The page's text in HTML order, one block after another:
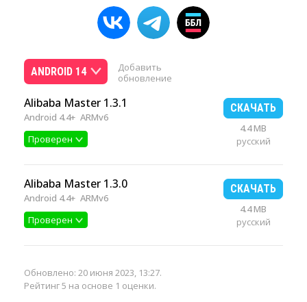
ANDROID 14
Добавить
обновление
Alibaba Master 1.3.1
Android 4.4+ ARMv6
Проверен
СКАЧАТЬ
4.4 MB
русский
Alibaba Master 1.3.0
Android 4.4+ ARMv6
Проверен
СКАЧАТЬ
4.4 MB
русский
Обновлено: 20 июня 2023, 13:27.
Рейтинг 5 на основе 1 оценки.